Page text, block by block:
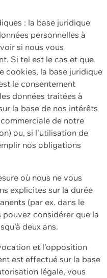
: la base juridique
personnelles à
si nous vous
Si tel est le cas et que
cookies, la base juridique
le consentement
données traitées à
la base de nos intérêts
de notre
ou, si l'utilisation de
nos obligations
où nous ne vous
explicites sur la durée
(par ex. dans le
considérer que la
deux ans.
et l'opposition
est effectué sur la base
légale, vous